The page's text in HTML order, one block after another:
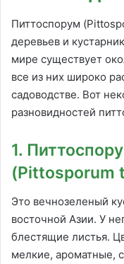
Питтоспорум
деревьев и
мире существует
все из них широко
садоводстве. Вот
разновидностей
1.
(Pittosporum
Это вечнозеленый
восточной Азии. У
блестящие листья.
мелкие, ароматные,